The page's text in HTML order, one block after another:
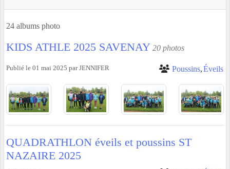
24 albums photo
KIDS ATHLE 2025 SAVENAY 20 photos
Poussins Éveils
Publié le 01 mai 2025 parJENNIFER
QUADRATHLON éveils et poussins ST
NAZAIRE 2025